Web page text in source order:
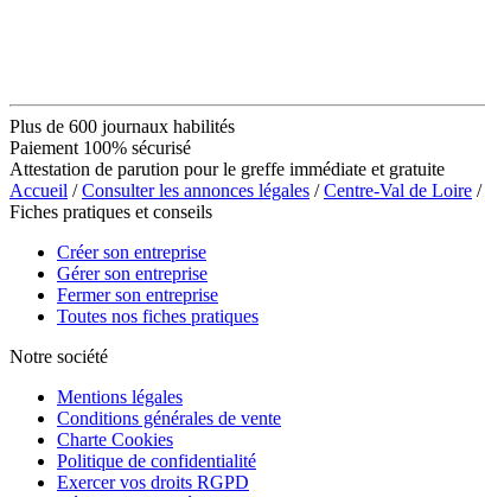
Plus de 600 journaux habilités
Paiement 100% sécurisé
Attestation de parution pour le greffe immédiate et gratuite
Accueil /Consulter les annonces légales /Centre-Val de Loire /
Fiches pratiques et conseils
Créer son entreprise
Gérer son entreprise
Fermer son entreprise
Toutes nos fiches pratiques
Notre société
Mentions légales
Conditions générales de vente
Charte Cookies
Politique de confidentialité
Exercer vos droits RGPD